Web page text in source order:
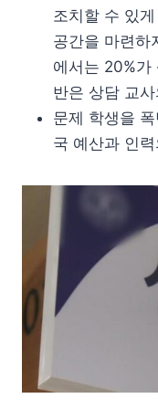
조치할 수 있
공간을 마련하
에서는 20%가
반은 상담 교
문제 학생을
국 예산과 인